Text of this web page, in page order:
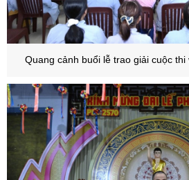
Quang cảnh buổi lễ trao giải cuộc